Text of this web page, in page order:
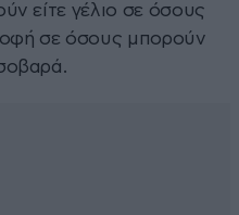
είτε γέλιο σε όσους
σε όσους μπορούν